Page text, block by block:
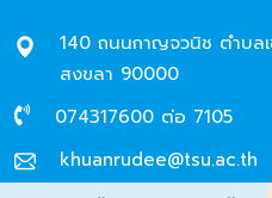
140 ถนนกาญจวนิช ตำบลเ
สงขลา 90000
074317600 ต่อ 7105
khuanrudee@tsu.ac.th